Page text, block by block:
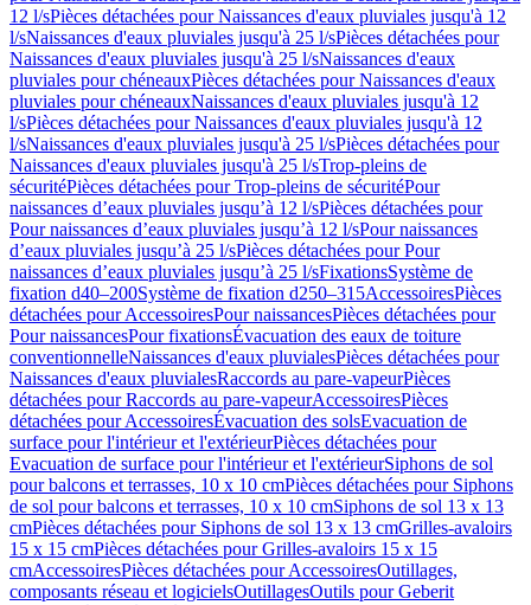
12 l/sPièces détachées pour Naissances d'eaux pluviales jusqu'à 12
l/sNaissances d'eaux pluviales jusqu'à 25 l/sPièces détachées pour
Naissances d'eaux pluviales jusqu'à 25 l/sNaissances d'eaux
pluviales pour chéneauxPièces détachées pour Naissances d'eaux
pluviales pour chéneauxNaissances d'eaux pluviales jusqu'à 12
l/sPièces détachées pour Naissances d'eaux pluviales jusqu'à 12
l/sNaissances d'eaux pluviales jusqu'à 25 l/sPièces détachées pour
Naissances d'eaux pluviales jusqu'à 25 l/sTrop-pleins de
sécuritéPièces détachées pour Trop-pleins de sécuritéPour
naissances d’eaux pluviales jusqu’à 12 l/sPièces détachées pour
Pour naissances d’eaux pluviales jusqu’à 12 l/sPour naissances
d’eaux pluviales jusqu’à 25 l/sPièces détachées pour Pour
naissances d’eaux pluviales jusqu’à 25 l/sFixationsSystème de
fixation d40–200Système de fixation d250–315AccessoiresPièces
détachées pour AccessoiresPour naissancesPièces détachées pour
Pour naissancesPour fixationsÉvacuation des eaux de toiture
conventionnelleNaissances d'eaux pluvialesPièces détachées pour
Naissances d'eaux pluvialesRaccords au pare-vapeurPièces
détachées pour Raccords au pare-vapeurAccessoiresPièces
détachées pour AccessoiresÉvacuation des solsEvacuation de
surface pour l'intérieur et l'extérieurPièces détachées pour
Evacuation de surface pour l'intérieur et l'extérieurSiphons de sol
pour balcons et terrasses, 10 x 10 cmPièces détachées pour Siphons
de sol pour balcons et terrasses, 10 x 10 cmSiphons de sol 13 x 13
cmPièces détachées pour Siphons de sol 13 x 13 cmGrilles-avaloirs
15 x 15 cmPièces détachées pour Grilles-avaloirs 15 x 15
cmAccessoiresPièces détachées pour AccessoiresOutillages,
composants réseau et logicielsOutillagesOutils pour Geberit